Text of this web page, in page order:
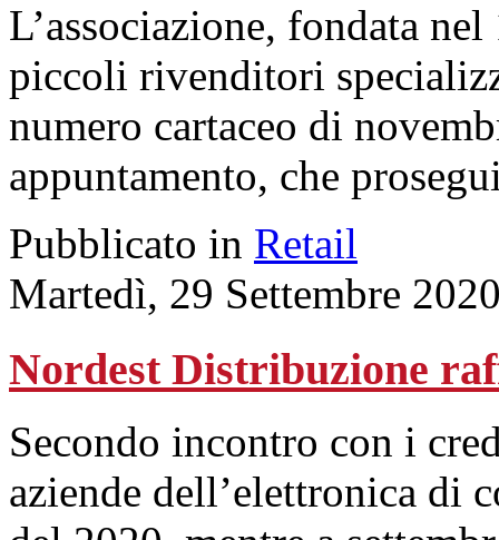
L’associazione, fondata
piccoli rivenditori
numero cartaceo di
appuntamento, che
Pubblicato in Retail
Martedì, 29 Settembre
Nordest Distribuzione
Secondo incontro con i
aziende dell’elettronica di